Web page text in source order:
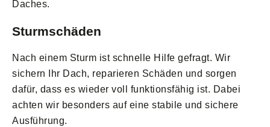
Daches.
Sturmschäden
Nach einem Sturm ist schnelle Hilfe gefragt. Wir
sichern Ihr Dach, reparieren Schäden und sorgen
dafür, dass es wieder voll funktionsfähig ist. Dabei
achten wir besonders auf eine stabile und sichere
Ausführung.